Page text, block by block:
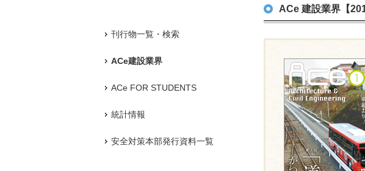
ACe 建設業界【
刊行物一覧・検索
ACe建設業界
ACe FOR STUDENTS
統計情報
安全対策本部発行資料一覧